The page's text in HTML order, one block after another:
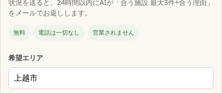
状況を送ると、24時間以内にAIが「合う施設 最大3件+合う理由」
をメールでお返しします。
無料 電話は一切なし 営業されません
希望エリア